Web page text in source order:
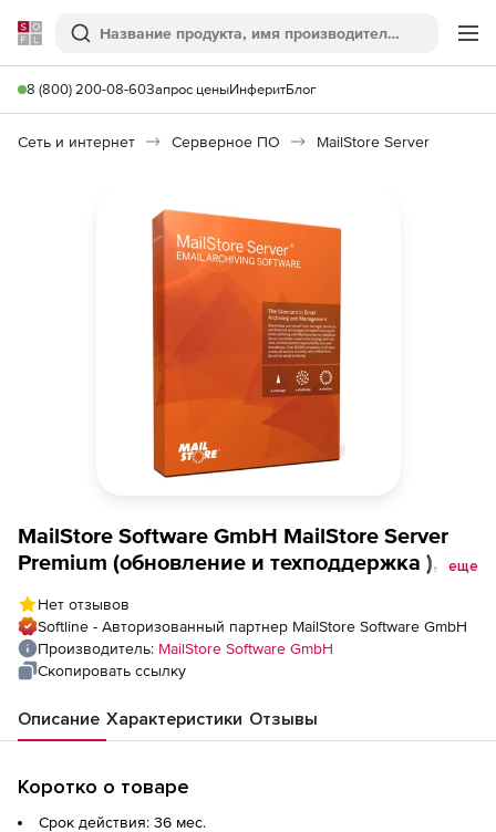
Softline
Поиск
8 (800) 200-08-60Запрос ценыИнферитБлог
Сеть и интернет Серверное ПО MailStore Server
MailStore Software GmbH MailStore Server
Premium (обновление и техподдержка ),
еще
Нет отзывов
Softline - Авторизованный партнер MailStore Software GmbH
Производитель: MailStore Software GmbH
Скопировать ссылку
Описание Характеристики Отзывы
Коротко о товаре
Срок действия: 36 мес.